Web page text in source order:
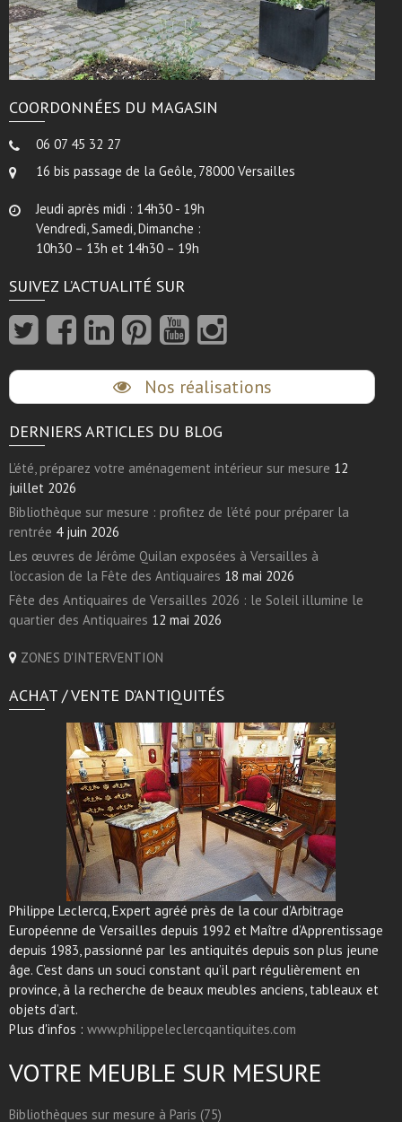
COORDONNÉES DU MAGASIN
06 07 45 32 27
16 bis passage de la Geôle, 78000 Versailles
Jeudi après midi : 14h30 - 19h
Vendredi, Samedi, Dimanche :
10h30 – 13h et 14h30 – 19h
SUIVEZ L’ACTUALITÉ SUR
Nos réalisations
DERNIERS ARTICLES DU BLOG
L’été, préparez votre aménagement intérieur sur mesure 12
juillet 2026
Bibliothèque sur mesure : profitez de l’été pour préparer la
rentrée 4 juin 2026
Les œuvres de Jérôme Quilan exposées à Versailles à
l’occasion de la Fête des Antiquaires 18 mai 2026
Fête des Antiquaires de Versailles 2026 : le Soleil illumine le
quartier des Antiquaires 12 mai 2026
ZONES D'INTERVENTION
ACHAT / VENTE D’ANTIQUITÉS
Philippe Leclercq, Expert agréé près de la cour d’Arbitrage
Européenne de Versailles depuis 1992 et Maître d’Apprentissage
depuis 1983, passionné par les antiquités depuis son plus jeune
âge. C’est dans un souci constant qu’il part régulièrement en
province, à la recherche de beaux meubles anciens, tableaux et
objets d’art.
Plus d'infos : www.philippeleclercqantiquites.com
VOTRE MEUBLE SUR MESURE
Bibliothèques sur mesure à Paris (75)